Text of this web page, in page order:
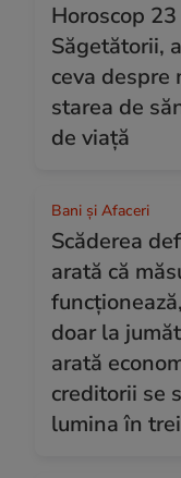
Horoscop
Săgetătorii,
ceva despre
starea de
de viață
Bani și Afaceri
Scăderea
arată că
doar la
arată
creditorii se
lumina în